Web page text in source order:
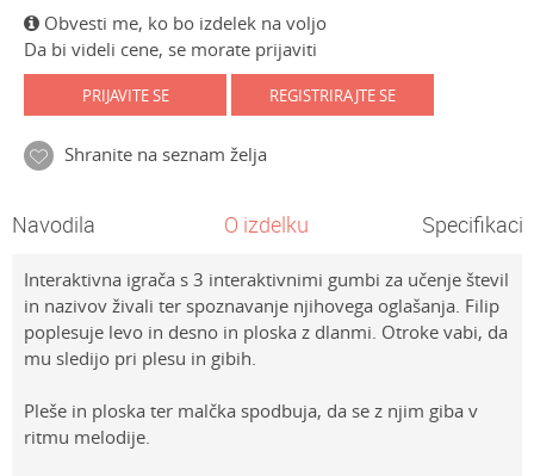
Obvesti me, ko bo izdelek na voljo
Da bi videli cene, se morate prijaviti
PRIJAVITE SE REGISTRIRAJTE SE
Shranite na seznam želja
Navodila O izdelku
Interaktivna igrača s 3 interaktivnimi gumbi za učenje števil
in nazivov živali ter spoznavanje njihovega oglašanja. Filip
poplesuje levo in desno in ploska z dlanmi. Otroke vabi, da
mu sledijo pri plesu in gibih.
Pleše in ploska ter malčka spodbuja, da se z njim giba v
ritmu melodije.